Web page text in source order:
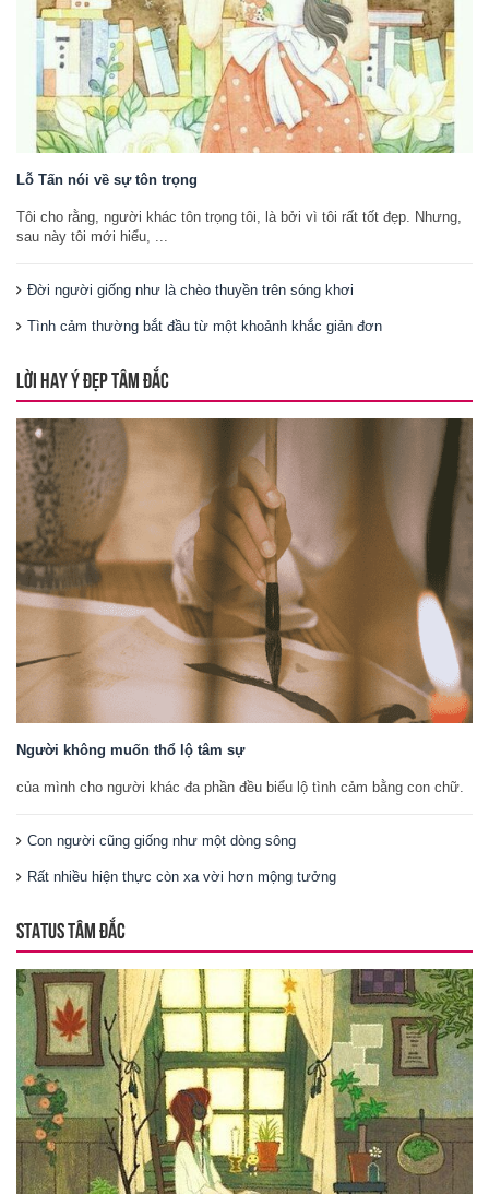
Lỗ Tấn nói về sự tôn trọng
Tôi cho rằng, người khác tôn trọng tôi, là bởi vì tôi rất tốt đẹp. Nhưng,
sau này tôi mới hiểu, ...
Đời người giống như là chèo thuyền trên sóng khơi
Tình cảm thường bắt đầu từ một khoảnh khắc giản đơn
LỜI HAY Ý ĐẸP TÂM ĐẮC
Người không muốn thổ lộ tâm sự
của mình cho người khác đa phần đều biểu lộ tình cảm bằng con chữ.
Con người cũng giống như một dòng sông
Rất nhiều hiện thực còn xa vời hơn mộng tưởng
STATUS TÂM ĐẮC